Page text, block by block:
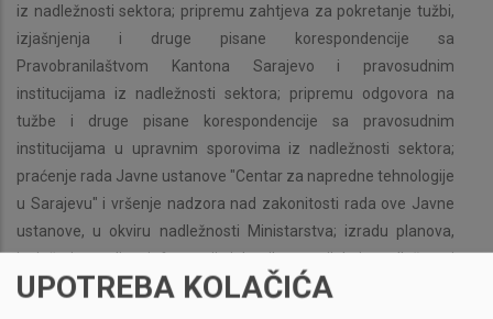
iz nadležnosti sektora; pripremu zahtjeva za pokretanje tužbi,
izjašnjenja i druge pisane korespondencije sa
Pravobranilaštvom Kantona Sarajevo i pravosudnim
institucijama iz nadležnosti sektora; pripremu odgovora na
tužbe i druge pisane korespondencije sa pravosudnim
institucijama u upravnim sporovima iz nadležnosti sektora;
praćenje rada Javne ustanove "Centar za napredne tehnologije
u Sarajevu" i vršenje nadzora nad zakonitosti rada ove Javne
ustanove, u okviru nadležnosti Ministarstva; izradu planova,
izvještaja, analiza, informacija i drugih materijala iz nadležnosti
sektora; pripremu odgovora na pitanja i inicijative zastupnika
UPOTREBA KOLAČIĆA